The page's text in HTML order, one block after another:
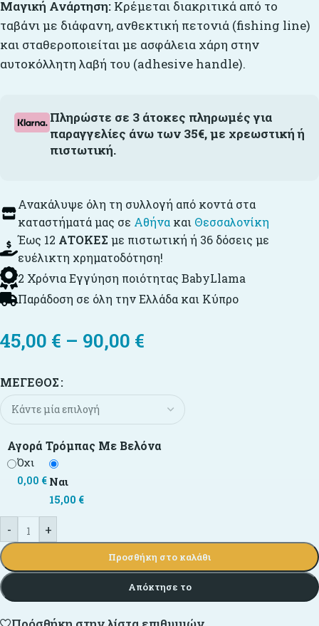
Μαγική Ανάρτηση: Κρέμεται διακριτικά από το
ταβάνι με διάφανη, ανθεκτική πετονιά (fishing line)
και σταθεροποιείται με ασφάλεια χάρη στην
αυτοκόλλητη λαβή του (adhesive handle).
Πληρώστε σε 3 άτοκες πληρωμές για
παραγγελίες άνω των 35€, με χρεωστική ή
πιστωτική.
Ανακάλυψε όλη τη συλλογή από κοντά στα
καταστήματά μας σε Αθήνα και Θεσσαλονίκη
Έως 12 ΑΤΟΚΕΣ με πιστωτική ή 36 δόσεις με
ευέλικτη χρηματοδότηση!
2 Χρόνια Εγγύηση ποιότητας BabyLlama
Παράδοση σε όλη την Ελλάδα και Κύπρο
45,00 € – 90,00 €
ΜΈΓΕΘΟΣ
Αγορά Τρόμπας Με Βελόνα
Όχι
0,00 € Ναι
15,00 €
- +
Προσθήκη στο καλάθι
Απόκτησε το